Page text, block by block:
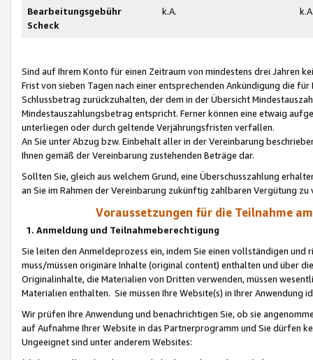
Bearbeitungsgebühr
Scheck
k.A.
Sind auf Ihrem Konto für einen Zeitraum von mindestens drei Jahren
Frist von sieben Tagen nach einer entsprechenden Ankündigung die
Schlussbetrag zurückzuhalten, der dem in der Übersicht
Mindestauszahlungsbetrag entspricht. Ferner können eine etwaig
unterliegen oder durch geltende Verjährungsfristen verfallen.
An Sie unter Abzug bzw. Einbehalt aller in der Vereinbarung
Ihnen gemäß der Vereinbarung zustehenden Beträge dar.
Sollten Sie, gleich aus welchem Grund, eine Überschusszahlung
an Sie im Rahmen der Vereinbarung zukünftig zahlbaren Vergütung zu
Voraussetzungen für die Teilnahme
1. Anmeldung und Teilnahmeberechtigung
Sie leiten den Anmeldeprozess ein, indem Sie einen vollständigen
muss/müssen originäre Inhalte (original content) enthalten und über
Originalinhalte, die Materialien von Dritten verwenden, müssen
Materialien enthalten. Sie müssen Ihre Website(s) in Ihrer Anwendung
Wir prüfen Ihre Anwendung und benachrichtigen Sie, ob sie
auf Aufnahme Ihrer Website in das Partnerprogramm und Sie dürfen
Ungeeignet sind unter anderem Websites: